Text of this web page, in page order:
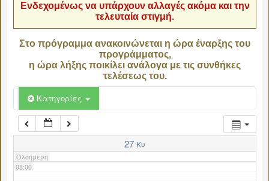
Ενδεχομένως να υπάρχουν αλλαγές ακόμα και την
τελευταία στιγμή.
Στο πρόγραμμα ανακοινώνεται η ώρα έναρξης του
προγράμματος,
η ώρα λήξης ποικίλει ανάλογα με τις συνθήκες
τελέσεως του.
Κατηγορίες
27 Κυ
Ολοήμερη
06:00
07:00
08:00